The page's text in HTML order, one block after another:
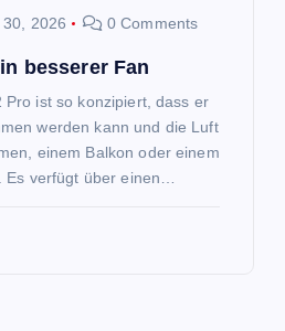
30, 2026 0 Comments
besserer Fan
Pro ist so konzipiert, dass er
werden kann und die Luft
einem Balkon oder einem
Es verfügt über einen…